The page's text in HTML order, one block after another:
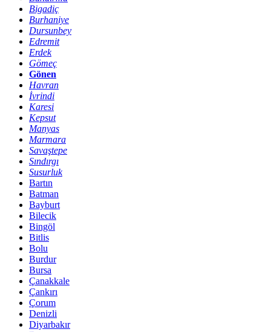
Bigadiç
Burhaniye
Dursunbey
Edremit
Erdek
Gömeç
Gönen
Havran
İvrindi
Karesi
Kepsut
Manyas
Marmara
Savaştepe
Sındırgı
Susurluk
Bartın
Batman
Bayburt
Bilecik
Bingöl
Bitlis
Bolu
Burdur
Bursa
Çanakkale
Çankırı
Çorum
Denizli
Diyarbakır